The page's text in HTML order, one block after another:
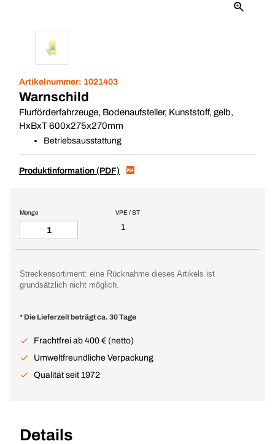
Artikelnummer: 1021403
Warnschild
Flurförderfahrzeuge, Bodenaufsteller, Kunststoff, gelb,
HxBxT 600x275x270mm
Betriebsausstattung
Produktinformation (PDF)
VPE / ST
1
Menge
Streckensortiment: eine Rücknahme dieses Artikels ist
grundsätzlich nicht möglich.
* Die Lieferzeit beträgt ca. 30 Tage
Frachtfrei ab 400 € (netto)
Umweltfreundliche Verpackung
Qualität seit 1972
Details